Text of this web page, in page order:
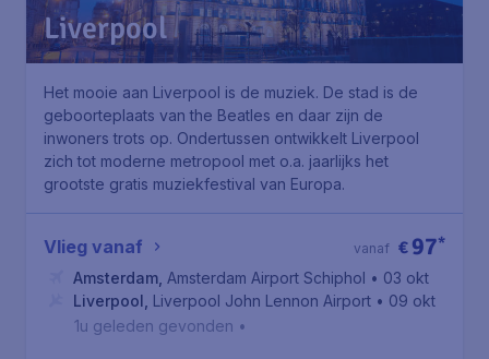
Liverpool
Het mooie aan Liverpool is de muziek. De stad is de
geboorteplaats van the Beatles en daar zijn de
inwoners trots op. Ondertussen ontwikkelt Liverpool
zich tot moderne metropool met o.a. jaarlijks het
grootste gratis muziekfestival van Europa.
Vlieg vanaf € 97*
vanaf
Amsterdam Amsterdam Airport Schiphol • 03 okt
Liverpool Liverpool John Lennon Airport • 09 okt
1u geleden gevonden •